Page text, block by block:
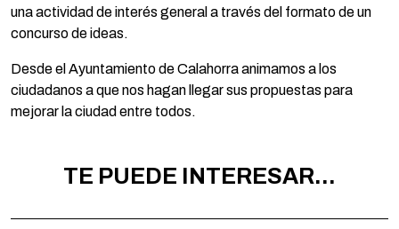
una actividad de interés general a través del formato de un
concurso de ideas.
Desde el Ayuntamiento de Calahorra animamos a los
ciudadanos a que nos hagan llegar sus propuestas para
mejorar la ciudad entre todos.
TE PUEDE INTERESAR...